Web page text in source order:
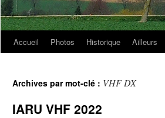
Aller
contenu
Accueil Photos Historique Ailleurs
Archives par mot-clé : VHF DX
IARU VHF 2022